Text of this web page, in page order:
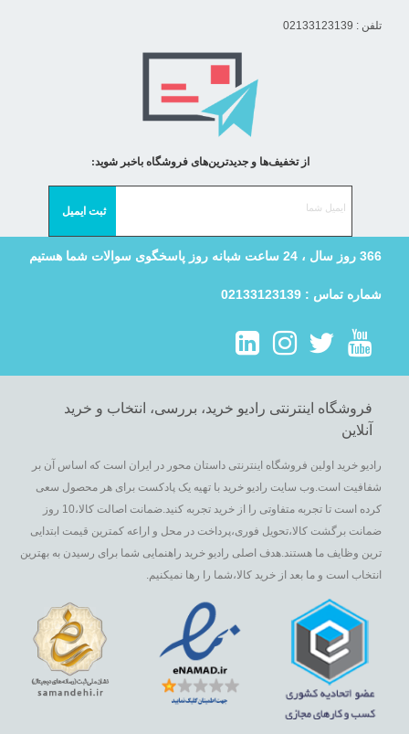
تلفن : 02133123139
366 روز سال ، 24 ساعت شبانه روز پاسخگوی سوالات شما هستیم
شماره تماس : 02133123139
از تخفیف‌ها و جدیدترین‌های فروشگاه باخبر شوید:
فروشگاه اینترنتی رادیو خرید، بررسی، انتخاب و خرید
آنلاین
رادیو خرید اولین فروشگاه اینترنتی داستان محور در ایران است که اساس آن بر
شفافیت است.وب سایت رادیو خرید با تهیه یک پادکست برای هر محصول سعی
کرده است تا تجربه متفاوتی را از خرید تجربه کنید.ضمانت اصالت کالا،10 روز
ضمانت برگشت کالا،تحویل فوری،پرداخت در محل و اراعه کمترین قیمت ابتدایی
ترین وظایف ما هستند.هدف اصلی رادیو خرید راهنمایی شما برای رسیدن به بهترین
انتخاب است و ما بعد از خرید کالا،شما را رها نمیکنیم.